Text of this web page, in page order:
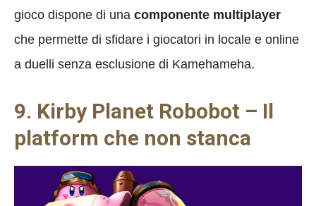
gioco dispone di una componente multiplayer
che permette di sfidare i giocatori in locale e online
a duelli senza esclusione di Kamehameha.
9. Kirby Planet Robobot – Il
platform che non stanca